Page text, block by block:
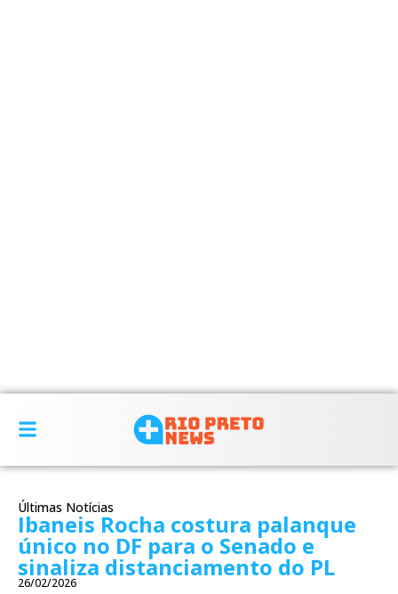
Últimas Notícias
Ibaneis Rocha costura palanque
único no DF para o Senado e
sinaliza distanciamento do PL
26/02/2026